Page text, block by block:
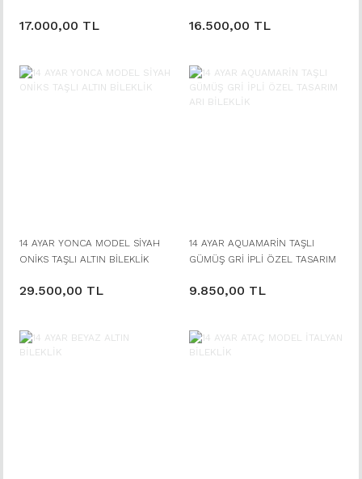
17.000,00 TL 16.500,00 TL
14 AYAR YONCA MODEL SİYAH
ONİKS TAŞLI ALTIN BİLEKLİK
29.500,00 TL
14 AYAR AQUAMARİN TAŞLI
GÜMÜŞ GRİ İPLİ ÖZEL TASARIM
9.850,00 TL